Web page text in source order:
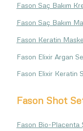
Fason Saç Bakım
Fason Saç Bakım
Fason Keratin
Fason Elixir Argan
Fason Elixir Keratin
Fason Shot
Fason Bio-Placenta